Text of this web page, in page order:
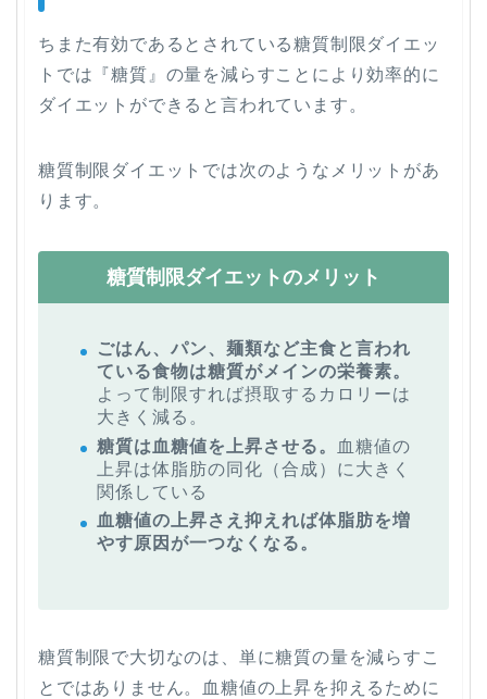
ちまた有効であるとされている糖質制限ダイエッ
トでは『糖質』の量を減らすことにより効率的に
ダイエットができると言われています。
糖質制限ダイエットでは次のようなメリットがあ
ります。
糖質制限ダイエットのメリット
ごはん、パン、麺類など主食と言われ
ている食物は糖質がメインの栄養素。
よって制限すれば摂取するカロリーは
大きく減る。
糖質は血糖値を上昇させる。
血糖値の
上昇は体脂肪の同化（合成）に大きく
関係している
血糖値の上昇さえ抑えれば体脂肪を増
やす原因が一つなくなる。
糖質制限で大切なのは、単に糖質の量を減らすこ
とではありません。血糖値の上昇を抑えるために